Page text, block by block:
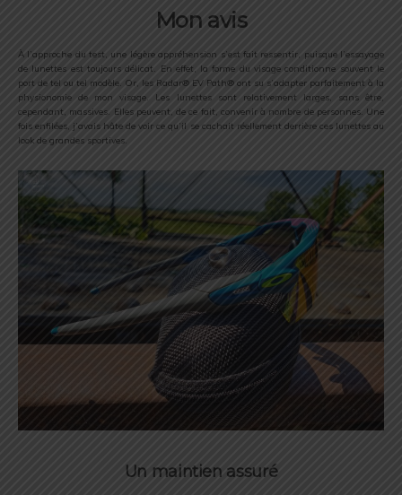
Mon avis
À l’approche du test, une légère appréhension s’est fait ressentir, puisque l’essayage
de lunettes est toujours délicat. En effet, la forme du visage conditionne souvent le
port de tel ou tel modèle. Or, les Radar® EV Path® ont su s’adapter parfaitement à la
physionomie de mon visage. Les lunettes sont relativement larges, sans être,
cependant, massives. Elles peuvent, de ce fait, convenir à nombre de personnes. Une
fois enfilées, j’avais hâte de voir ce qu’il se cachait réellement derrière ces lunettes au
look de grandes sportives.
Un maintien assuré